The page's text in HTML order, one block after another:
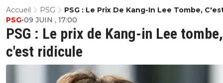
Accueil PSG
PSG : Le Prix De Kang-In Lee Tombe,
Ridicule
PSG : Le prix de Kang-in Lee tombe,
c'est ridicule
PSG•09 JUIN , 17:00